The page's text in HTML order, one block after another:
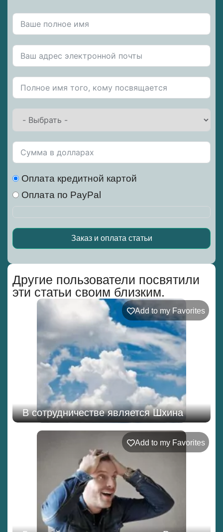
Другие пользователи посвятили
эти статьи своим близким.
Add to my Favorites
В сотрудничестве является Шхина
Add to my Favorites
Оплата кредитной картой
Оплата по PayPal
Заказ и оплата статьи
Alternative: